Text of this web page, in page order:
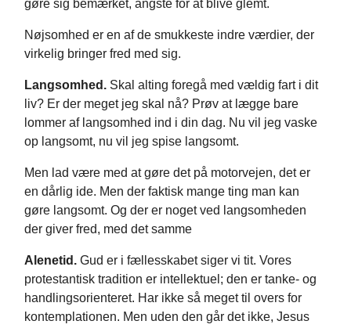
gøre sig bemærket, angste for at blive glemt.
Nøjsomhed er en af de smukkeste indre værdier, der
virkelig bringer fred med sig.
Langsomhed. Skal alting foregå med vældig fart i dit
liv? Er der meget jeg skal nå? Prøv at lægge bare
lommer af langsomhed ind i din dag. Nu vil jeg vaske
op langsomt, nu vil jeg spise langsomt.
Men lad være med at gøre det på motorvejen, det er
en dårlig ide. Men der faktisk mange ting man kan
gøre langsomt. Og der er noget ved langsomheden
der giver fred, med det samme
Alenetid. Gud er i fællesskabet siger vi tit. Vores
protestantisk tradition er intellektuel; den er tanke- og
handlingsorienteret. Har ikke så meget til overs for
kontemplationen. Men uden den går det ikke, Jesus